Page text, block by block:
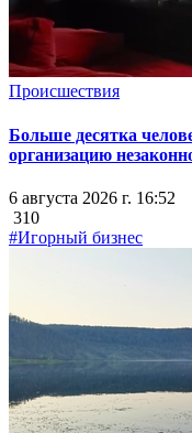
Происшествия
Больше десятка
организацию
6 августа 2026 г. 16:52
310
#Игорный бизнес